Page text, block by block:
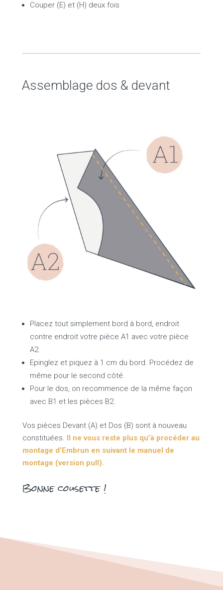
Couper (E) et (H) deux fois
Assemblage dos & devant
Placez tout simplement bord à bord, endroit
contre endroit votre pièce A1 avec votre pièce
A2.
Epinglez et piquez à 1 cm du bord. Procédez de
même pour le second côté.
Pour le dos, on recommence de la même façon
avec B1 et les pièces B2.
Vos pièces Devant (A) et Dos (B) sont à nouveau
constituées. Il ne vous reste plus qu’à procéder au
montage d’Embrun en suivant le manuel de
montage (version pull).
Bonne cousette !